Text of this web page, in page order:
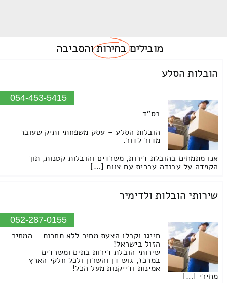
מוביליםבחירותוהסביבה
הובלות הסלע
054-453-5415
בס"ד
הובלות הסלע – עסק משפחתי ותיק שעובר
מדור לדור.
אנו מתמחים בהובלת דירות, משרדים והובלות קטנות, תוך
הקפדה על עבודה עברית עם צוות […]
שירותי הובלות ולדימיר
052-287-0155
חייגו וקבלו הצעת מחיר ללא תחרות – המחיר
הזול בישראל!
שירותי הובלת דירות בתים ומשרדים
במרכז, גוש דן והשרון ולכל חלקי הארץ
אמינות ודייקנות מעל הכל!
מחירי […]